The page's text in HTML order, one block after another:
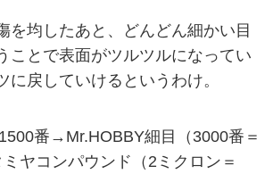
を均したあと、どんどん細かい目
ことで表面がツルツルになってい
に戻していけるというわけ。
番→Mr.HOBBY細目（3000番＝
ヤコンパウンド（2ミクロン＝